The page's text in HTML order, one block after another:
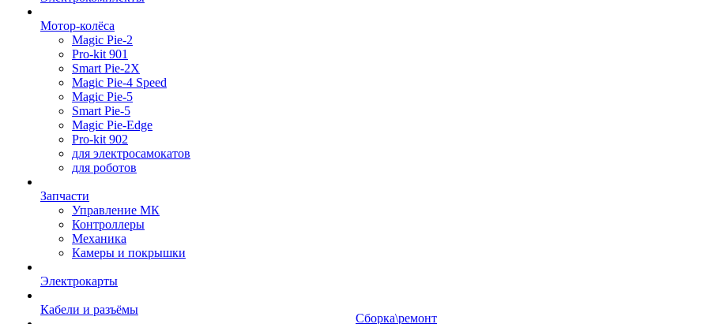
Мотор-колёса
Magic Pie-2
Pro-kit 901
Smart Pie-2X
Magic Pie-4 Speed
Magic Pie-5
Smart Pie-5
Magic Pie-Edge
Pro-kit 902
для электросамокатов
для роботов
Запчасти
Управление МК
Контроллеры
Механика
Камеры и покрышки
Электрокарты
Кабели и разъёмы
Сборка\ремонт